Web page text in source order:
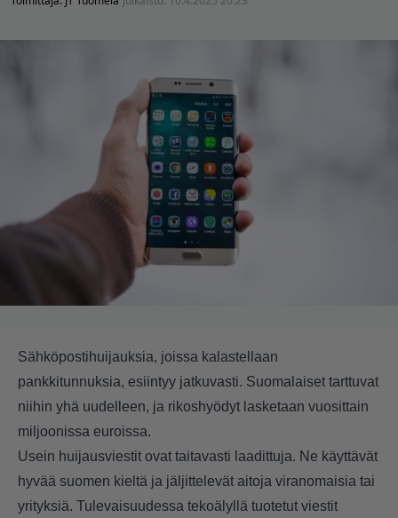
Sähköpostihuijauksia, joissa kalastellaan
pankkitunnuksia, esiintyy jatkuvasti. Suomalaiset tarttuvat
niihin yhä uudelleen, ja rikoshyödyt lasketaan vuosittain
miljoonissa euroissa.
Usein huijausviestit ovat taitavasti laadittuja. Ne käyttävät
hyvää suomen kieltä ja jäljittelevät aitoja viranomaisia tai
yrityksiä. Tulevaisuudessa tekoälyllä tuotetut viestit